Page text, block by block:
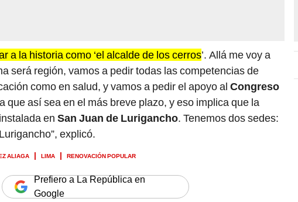
a la historia como ‘el alcalde de los cerros’. Allá me voy a
será región, vamos a pedir todas las competencias de
como en salud, y vamos a pedir el apoyo al Congreso
que así sea en el más breve plazo, y eso implica que la
en San Juan de Lurigancho. Tenemos dos sedes:
explicó.
ALIAGA LIMA RENOVACIÓN POPULAR
Prefiero a La República en
Google